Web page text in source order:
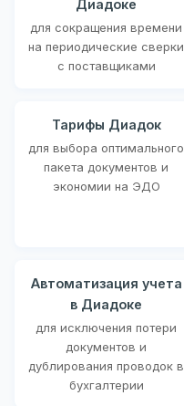
Диадоке
для сокращения времени
на периодические сверки
с поставщиками
Тарифы Диадок
для выбора оптимального
пакета документов и
экономии на ЭДО
Автоматизация учета
в Диадоке
для исключения потери
документов и
дублирования проводок в
бухгалтерии